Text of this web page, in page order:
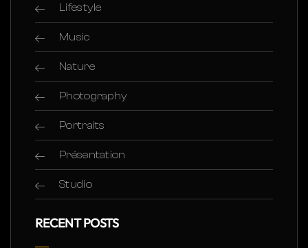
Lifestyle
Music
Nature
Photography
Portraits
Présentation
Studio
RECENT POSTS